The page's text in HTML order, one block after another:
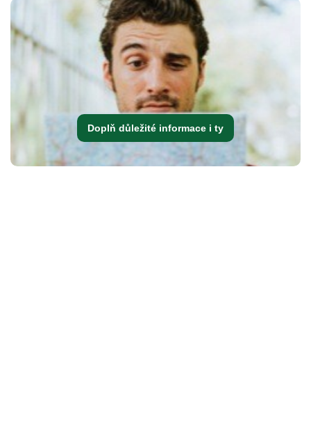
Doplň důležité informace i ty